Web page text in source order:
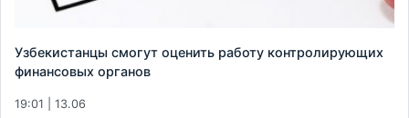
Узбекистанцы смогут оценить работу контролирующих
финансовых органов
19:01 | 13.06